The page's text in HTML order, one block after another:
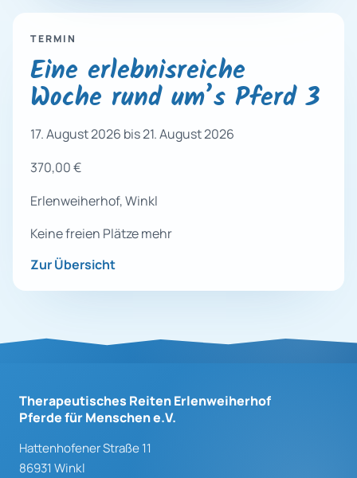
TERMIN
Eine erlebnisreiche
Woche rund um’s Pferd 3
17. August 2026 bis 21. August 2026
370,00 €
Erlenweiherhof, Winkl
Keine freien Plätze mehr
Zur Übersicht
Therapeutisches Reiten Erlenweiherhof
Pferde für Menschen e.V.
Hattenhofener Straße 11
86931 Winkl